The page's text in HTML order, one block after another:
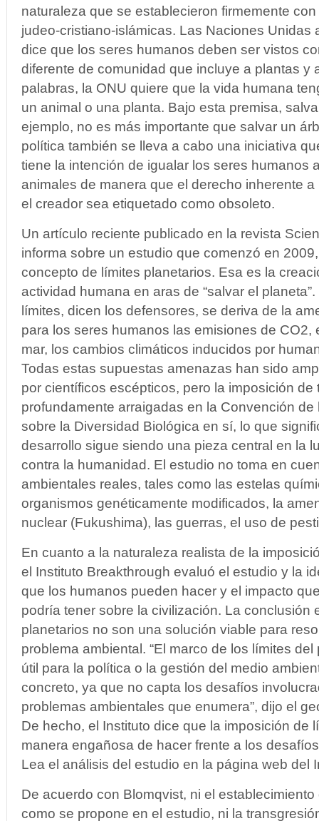
naturaleza que se establecieron firmemente
judeo-cristiano-islámicas. Las Naciones Unidas
dice que los seres humanos deben ser vistos
diferente de comunidad que incluye a plantas y
palabras, la ONU quiere que la vida humana
un animal o una planta. Bajo esta premisa,
ejemplo, no es más importante que salvar un
política también se lleva a cabo una iniciativa
tiene la intención de igualar los seres humanos
animales de manera que el derecho inherente
el creador sea etiquetado como obsoleto.
Un artículo reciente publicado en la revista
informa sobre un estudio que comenzó en
concepto de límites planetarios. Esa es la
actividad humana en aras de “salvar el
límites, dicen los defensores, se deriva de la
para los seres humanos las emisiones de CO2,
mar, los cambios climáticos inducidos por
Todas estas supuestas amenazas han sido
por científicos escépticos, pero la imposición de
profundamente arraigadas en la Convención
sobre la Diversidad Biológica en sí, lo que
desarrollo sigue siendo una pieza central en la
contra la humanidad. El estudio no toma en
ambientales reales, tales como las estelas
organismos genéticamente modificados, la
nuclear (Fukushima), las guerras, el uso de
En cuanto a la naturaleza realista de la
el Instituto Breakthrough evaluó el estudio y la
que los humanos pueden hacer y el impacto
podría tener sobre la civilización. La conclusión
planetarios no son una solución viable para
problema ambiental. “El marco de los límites
útil para la política o la gestión del medio
concreto, ya que no capta los desafíos
problemas ambientales que enumera”, dijo el
De hecho, el Instituto dice que la imposición de
manera engañosa de hacer frente a los
Lea el análisis del estudio en la página web del
De acuerdo con Blomqvist, ni el
como se propone en el estudio, ni la